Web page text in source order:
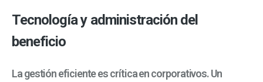
Tecnología y administración del
beneficio
La gestión eficiente es crítica en corporativos. Un